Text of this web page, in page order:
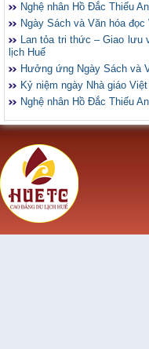
Nghệ nhân Hồ Đắc Thiếu
Ngày Sách và Văn hóa
Lan tỏa tri thức – Giao lưu
lịch Huế
Hưởng ứng Ngày Sách và
Kỷ niệm ngày Nhà giáo
Nghệ nhân Hồ Đắc Thiếu